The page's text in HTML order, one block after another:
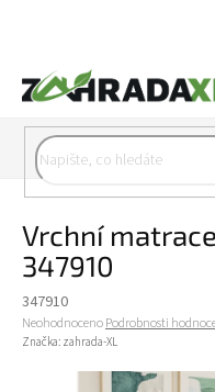
Vrchní
347910
347910
Průměrné hodnocení produktu
NeohodnocenoPodrobnosti
Značka: zahrada-XL